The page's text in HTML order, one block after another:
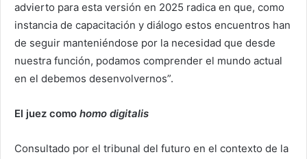
advierto para esta versión en 2025 radica en que, como
instancia de capacitación y diálogo estos encuentros han
de seguir manteniéndose por la necesidad que desde
nuestra función, podamos comprender el mundo actual
en el debemos desenvolvernos”.
El juez como homo digitalis
Consultado por el tribunal del futuro en el contexto de la